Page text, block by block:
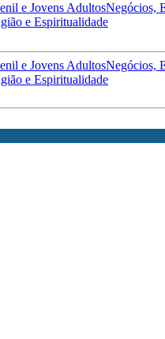
e Jovens AdultosNegócios,
e Espiritualidade
e Jovens AdultosNegócios,
e Espiritualidade